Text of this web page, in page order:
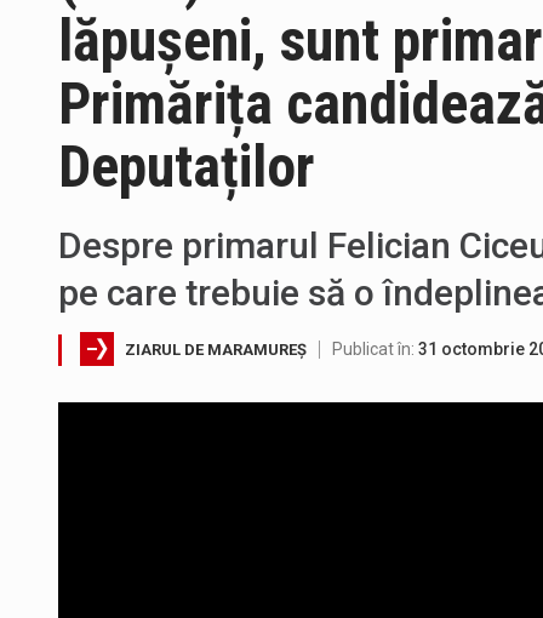
Suntem în plină vară și nimic
Interval de valabilitate: 05
SIMULARE EXERCITIU. Prin
Directorul OCPI Maramures,
Testarea independentă a
Vremea va fi caniculară.
lăpușeni, sunt
Primărița
Deputaților
Despre primarul Felician
pe care trebuie să o
ZIARUL DE MARAMUREȘ Publicat în: 31 octombrie